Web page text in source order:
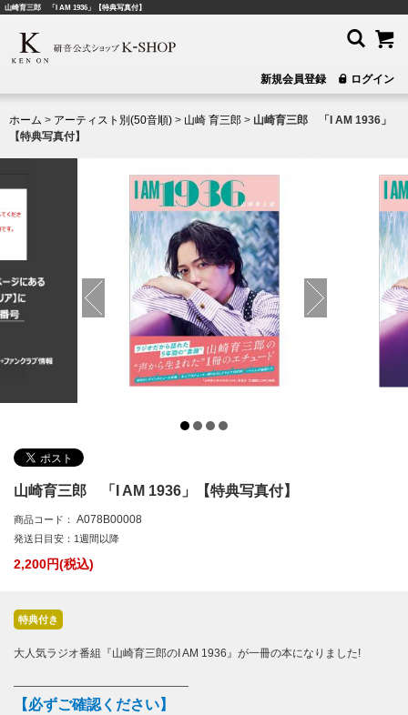
山崎育三郎 「I AM 1936」【特典写真付】
新規会員登録 ログイン
ホーム > アーティスト別(50音順) > 山崎 育三郎 > 山崎育三郎 「I AM 1936」
【特典写真付】
山崎育三郎 「I AM 1936」【特典写真付】
商品コード： A078B00008
発送日目安：1週間以降
2,200円(税込)
特典付き
大人気ラジオ番組『山崎育三郎のI AM 1936』が一冊の本になりました!
――――――――――――――――
【必ずご確認ください】